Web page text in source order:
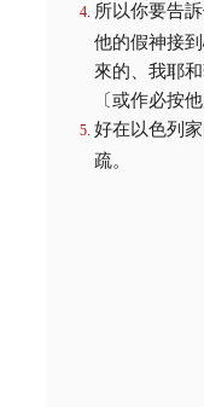
所以你要告
他的假神接
來的、我耶
〔或作必按
好在以色列
疏。